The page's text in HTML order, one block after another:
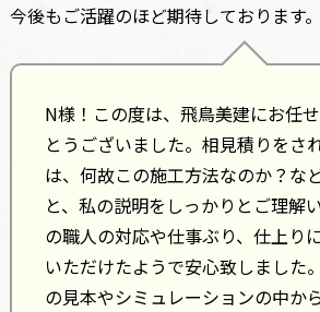
今後もご活躍のほど期待しております。
N様！この度は、飛鳥美建にお任
とうございました。相見積りをさ
は、何故この施工方法なのか？な
と、私の説明をしっかりとご理解
の職人の対応や仕事ぶり、仕上り
いただけたようで安心致しました
の見本やシミュレーションの中か